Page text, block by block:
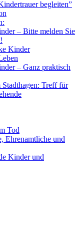
begleiten”
– Bitte melden Sie
Kinder
– Ganz praktisch
Treff für
Tod
Ehrenamtliche und
Kinder und